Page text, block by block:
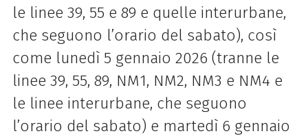
le linee 39, 55 e 89 e quelle interurbane,
che seguono l’orario del sabato), così
come lunedì 5 gennaio 2026 (tranne le
linee 39, 55, 89, NM1, NM2, NM3 e NM4 e
le linee interurbane, che seguono
l’orario del sabato) e martedì 6 gennaio